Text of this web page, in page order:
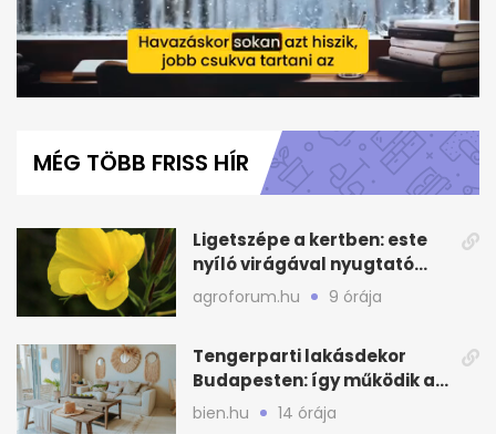
minute,
MÉG TÖBB FRISS HÍR
Ligetszépe a kertben: este
nyíló virágával nyugtató
látvány
agroforum.hu 9 órája
Tengerparti lakásdekor
Budapesten: így működik a
kagylós, homokszínű trend
bien.hu 14 órája